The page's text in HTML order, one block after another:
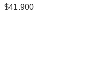
$41.900